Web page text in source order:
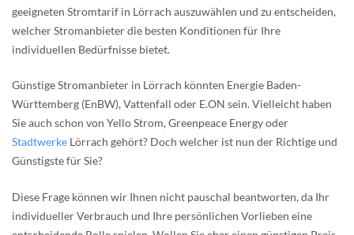
geeigneten Stromtarif in Lörrach auszuwählen und zu entscheiden,
welcher Stromanbieter die besten Konditionen für Ihre
individuellen Bedürfnisse bietet.
Günstige Stromanbieter in Lörrach könnten Energie Baden-
Württemberg (EnBW), Vattenfall oder E.ON sein. Vielleicht haben
Sie auch schon von Yello Strom, Greenpeace Energy oder
Stadtwerke Lörrach gehört? Doch welcher ist nun der Richtige und
Günstigste für Sie?
Diese Frage können wir Ihnen nicht pauschal beantworten, da Ihr
individueller Verbrauch und Ihre persönlichen Vorlieben eine